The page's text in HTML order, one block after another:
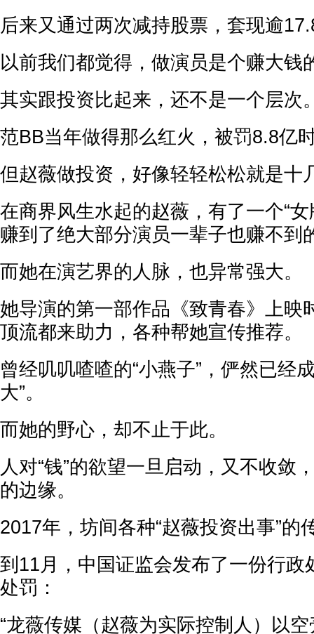
后来又通过两次减持股票，套现逾
以前我们都觉得，做演员是个赚大钱
其实跟投资比起来，还不是一个层次
范BB当年做得那么红火，被罚8.8亿
但赵薇做投资，好像轻轻松松就是十
在商界风生水起的赵薇，有了一个“
赚到了绝大部分演员一辈子也赚不到
而她在演艺界的人脉，也异常强大。
她导演的第一部作品《致青春》上映
顶流都来助力，各种帮她宣传推荐。
曾经叽叽喳喳的“小燕子”，俨然已经
大”。
而她的野心，却不止于此。
人对“钱”的欲望一旦启动，又不收敛
的边缘。
2017年，坊间各种“赵薇投资出事”的
到11月，中国证监会发布了一份行政
处罚：
“龙薇传媒（赵薇为实际控制人）以